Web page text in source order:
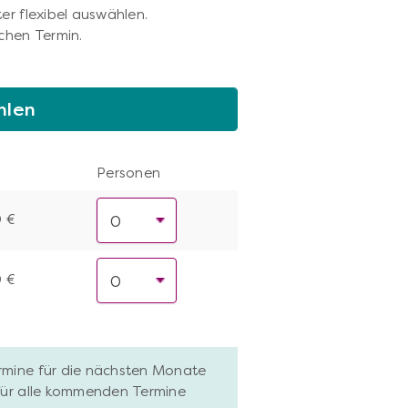
flexibel auswählen.
Termin.
Personen
€
€
für die nächsten Monate
alle kommenden Termine